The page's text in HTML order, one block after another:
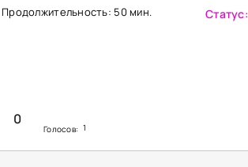
Продолжительность: 50 мин.
0
Голосов: 1
Статус: